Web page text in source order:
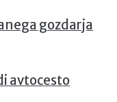
gozdarja
avtocesto